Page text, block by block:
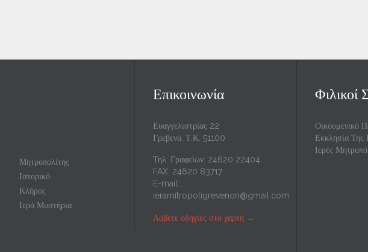
Μητροπολίτης
Ιστορικό
Κλήρος
Ιερά Μυστήρια
Επικοινωνία
Ευαγγελιστρίας 22
Γρεβενά, Τ.Κ. 51100
Τηλ. Γραφείων: 24620 22404
FAX: 24620 83717
E-mail:
ieramitropoligrevenon@gmail.com
Λάβετε οδηγίες στο χάρτη →
Φιλικοί
Οικουμενικό
Εκκλησία Της
Ιερές